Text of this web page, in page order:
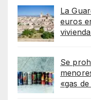
La
euros
Se
«gas